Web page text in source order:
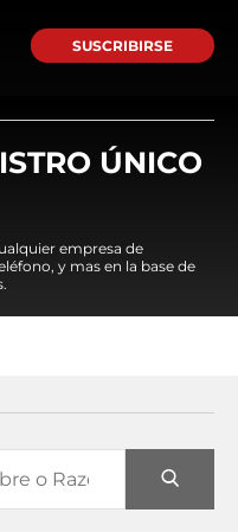
SUSCRIBIRSE
ÚNICO
empresa de
y mas en la base de